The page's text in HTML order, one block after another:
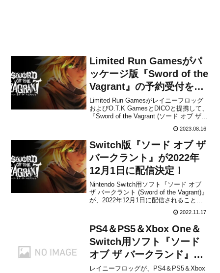
Limited Run Gamesがパ
ッケージ版『Sword of the
Vagrant』の予約受付を8
月22日より開始すると発
表！
Limited Run Gamesがレイニーフロッグ
およびO.T.K GamesとDICOと提携して、
『Sword of the Vagrant (ソード オブ ザ
向けパッケージ版を発売することをアナ
ウンスしました。販売価...
2023.08.16
Switch版『ソード オブ ザ
バークラント』が2022年
12月1日に配信決定！
Nintendo Switch用ソフト『ソード オブ
ザ バークラント (Sword of the Vagrant)』
が、2022年12月1日に配信されることが
決定しました。販売価格は1,000円(税込)
に設定されています。本作は、 美しい手
書き風グラフィックが魅力の2Dファン
タ...
2022.11.17
PS4＆PS5＆Xbox One＆
Switch用ソフト『ソード
オブ ザ バークランド』の
配信日が2022年6月から延
レイニーフロッグが、PS4＆PS5＆Xbox